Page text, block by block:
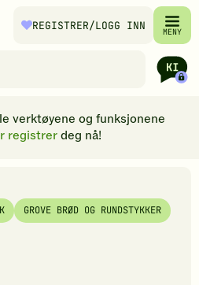
REGISTRER/LOGG INN MENY
verktøyene og funksjonene
registrerdeg nå!
GROVE BRØD OG RUNDSTYKKER